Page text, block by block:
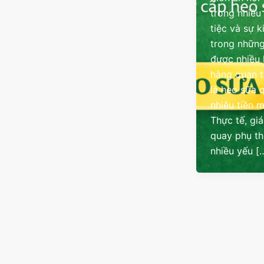
trong nhiều
tiệc và sự
trong
được nhiều
hàng quan
là heo sữa
nhiêu tiền
Thực tế,
quay phụ
nhiều yếu